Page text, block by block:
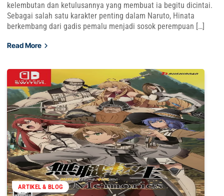
kelembutan dan ketulusannya yang membuat ia begitu dicintai.
Sebagai salah satu karakter penting dalam Naruto, Hinata
berkembang dari gadis pemalu menjadi sosok perempuan […]
Read More
ARTIKEL & BLOG